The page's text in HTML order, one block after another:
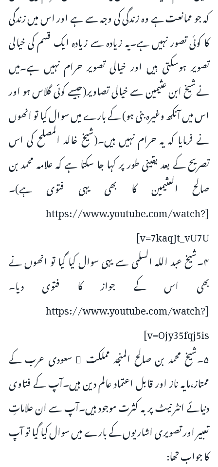
کہ جو ممانعت ہے وہ زندگی کی وجہ سے ہے اور اس میں زندگی
کا کوئی تصور نہیں ہے۔یہ زیادہ سے زیادہ ایک قسم کی خیالی
تصویر ہوسکتی ہیں اور خیالی تصویر حرام نہیں ہے۔میں
نےشیخ ابن عثیمین سے خیالی تصاویر(جیسے کوئی گلاس ہو اور
اس میں آنکھ وغیرہ بنی ہو) کے بارے میں سوال کیا تو انھوں
نے فرمایا کہ یہ حرام نہیں ہیں۔(شیخ خالد المصلح کی اس
تصریح کے بعد یقینی طور پر کہا جا سکتا ہے کہ علامہ محمد بن
صالح العثیمین کا بھی یہی فتوی ہے)۔
[https://www.youtube.com/watch?
v=7kaqJt_vU7U]
۴۔شیخ عبد اللہ السلمی سے یہی سوال کیا گیا تو انھوں نے
بھی اس کے جواز کا فتوی دیا۔
[https://www.youtube.com/watch?
v=Ojy35fqj5is]
۵۔شیخ محمد بن صالح المنجد مملکت ِ سعودی عرب کے
ممتاز،مایہ ناز اور قابل اعتماد عالم دین ہیں۔آپ کے فتاوی
دنیائے انٹر نیٹ پر بہ کثرت موجود ہیں۔آپ سے ان علاماتِ
تعبیر اور تصویری اشاریوں کے بارے میں سوال کیا گیا تو آپ
کا جواب تھا: